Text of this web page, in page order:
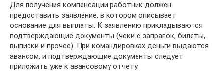
Для получения компенсации работник должен
предоставить заявление, в котором описывает
основание для выплаты. К заявлению прикладываются
подтверждающие документы (чеки с заправок, билеты,
выписки и прочее). При командировках деньги выдаются
авансом, и подтверждающие документы следует
приложить уже к авансовому отчету.